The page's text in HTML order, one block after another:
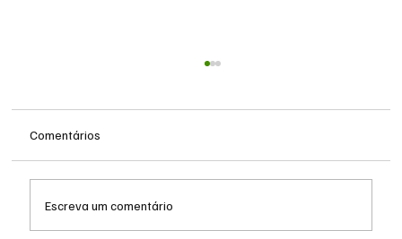
Comentários
Escreva um comentário